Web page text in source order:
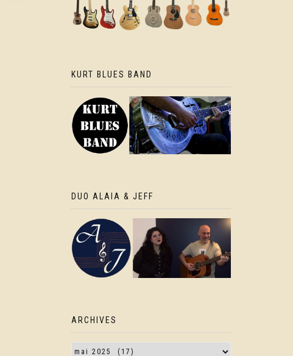
KURT BLUES BAND
DUO ALAIA & JEFF
ARCHIVES